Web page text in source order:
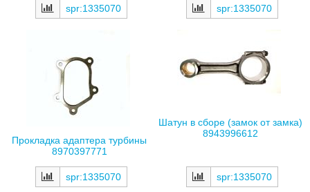
spr:1335070 spr:1335070
Прокладка адаптера турбины
8970397771
spr:1335070
Шатун в сборе (замок от замка)
8943996612
spr:1335070